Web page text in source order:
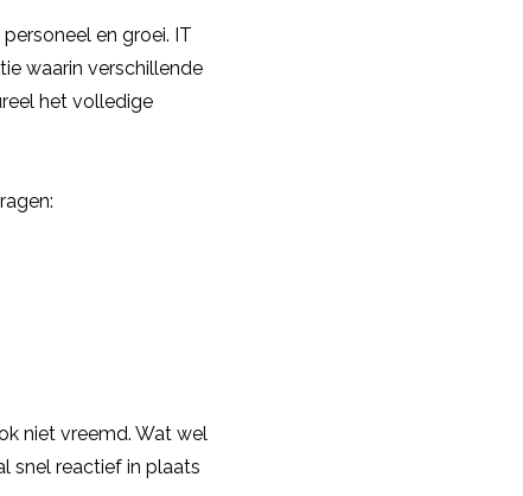
en groei. IT
waarin verschillende
het volledige
niet vreemd. Wat wel
snel reactief in plaats